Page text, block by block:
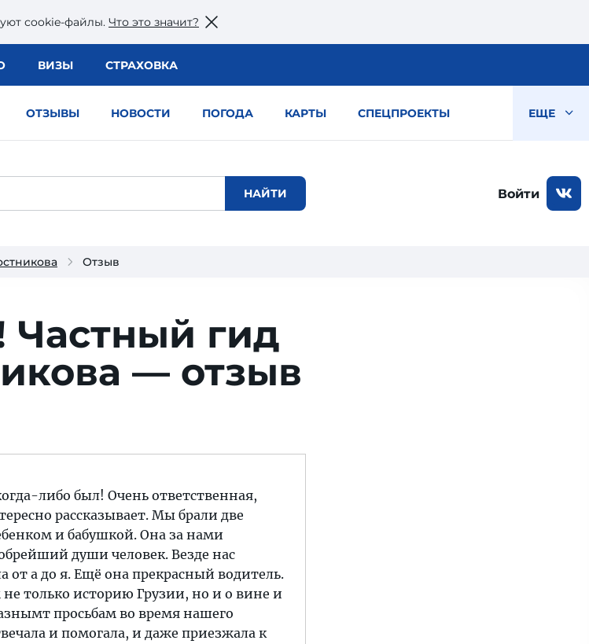
сookie-файлы. Что это значит?
ВИЗЫ СТРАХОВКА
ОТЗЫВЫ НОВОСТИ ПОГОДА КАРТЫ СПЕЦПРОЕКТЫ ЕЩЕ
Войти
Отзыв
Частный гид
— отзыв
либо был! Очень ответственная,
рассказывает. Мы брали две
и бабушкой. Она за нами
души человек. Везде нас
от а до я. Ещё она прекрасный водитель.
только историю Грузии, но и о вине и
просьбам во время нашего
и помогала, и даже приезжала к